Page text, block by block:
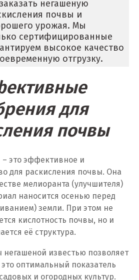
негашеную
почвы и
урожая. Мы
сертифицированные
высокое качество
отгрузку.
для
почвы
– это эффективное и
для раскисления почвы. Она
мелиоранта (улучшителя)
наносится осенью перед
земли. При этом не
кислотность почвы, но и
её структура.
негашеной известью позволяет
это оптимальный показатель
и огородных культур.